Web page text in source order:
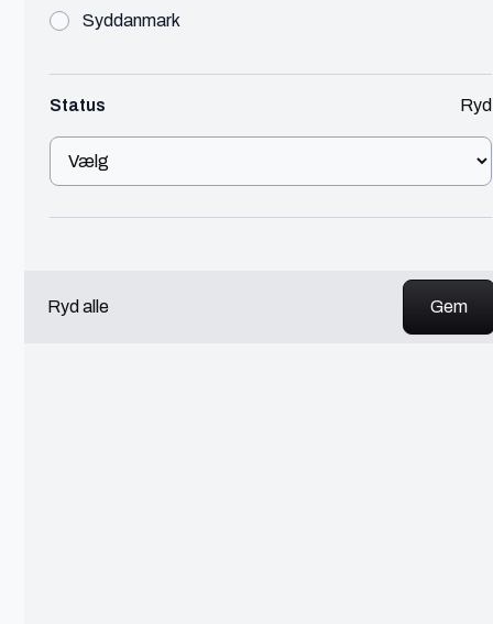
Syddanmark
Status Ryd
Ryd alle
Jeg har en uddannelsesmæssig baggrund som
antropolog og har arbejdet i mange år med
designtænkning. Jeg tilbyder research, analyse og
Se profil